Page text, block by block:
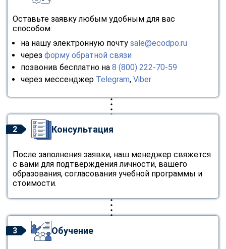
Оставьте заявку любым удобным для вас
способом:
на нашу электронную почту sale@ecodpo.ru
через форму обратной связи
позвонив бесплатно на 8 (800) 222-70-59
через мессенджер Telegram, Viber
2 Консультация
После заполнения заявки, наш менеджер свяжется
с вами для подтверждения личности, вашего
образования, согласования учебной программы и
стоимости.
3 Обучение